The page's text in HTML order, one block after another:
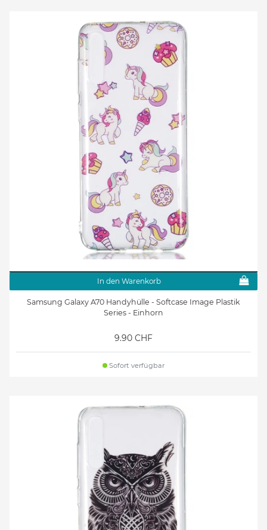
In den Warenkorb
Samsung Galaxy A70 Handyhülle - Softcase Image Plastik
Series - Einhorn
9.90 CHF
Sofort verfügbar